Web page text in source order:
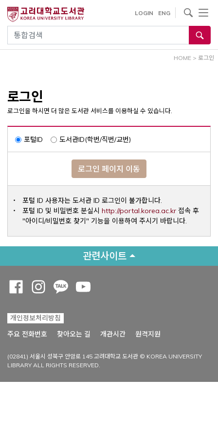
건
통합검색
LOGIN ENG
사이트내 검색
HOME > 로그인
로그인
로그인을 하시면 더 많은 도서관 서비스를 이용하실 수 있습니다.
포털ID 도서관ID(학번/직번/교번)
로그인 페이지 이동
포털 ID 사용자는 도서관 ID 로그인이 불가합니다.
포털 ID 및 비밀번호 분실시 http://portal.korea.ac.krOpens a
접속 후
"아이디/비밀번호 찾기" 기능을 이용하여 주시기 바랍니다.
관련사이트
개인정보처리방침
주요 전화번호
찾아오는 길 개관시간 원격지원
(02841) 서울시 성북구 안암로 145 고려대학교 도서관 © KOREA UNIVERSITY
LIBRARY ALL RIGHTS RESERVED.
Opens a new window
Opens a new window
Opens a new window